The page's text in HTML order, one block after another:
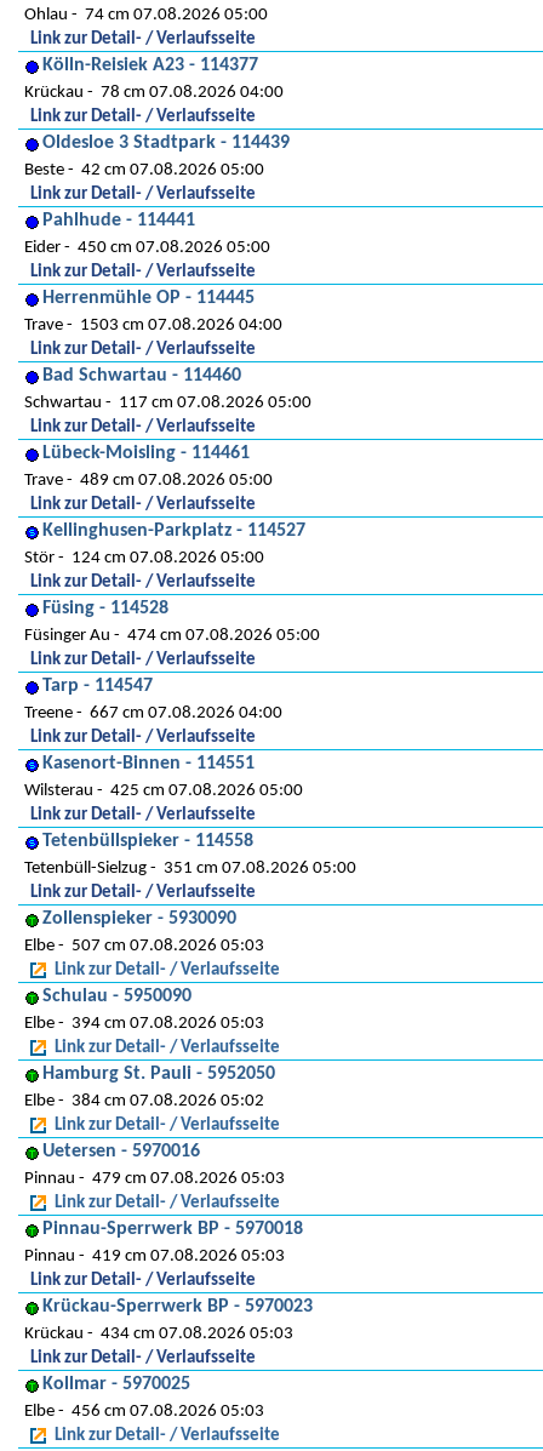
Ohlau
74 cm 07.08.2026 05:00
Link zur Detail- / Verlaufsseite
Kölln-Reisiek A23 - 114377
Krückau
78 cm 07.08.2026 04:00
Link zur Detail- / Verlaufsseite
Oldesloe 3 Stadtpark - 114439
Beste
42 cm 07.08.2026 05:00
Link zur Detail- / Verlaufsseite
Pahlhude - 114441
Eider
450 cm 07.08.2026 05:00
Link zur Detail- / Verlaufsseite
Herrenmühle OP - 114445
Trave
1503 cm 07.08.2026 04:00
Link zur Detail- / Verlaufsseite
Bad Schwartau - 114460
Schwartau
117 cm 07.08.2026 05:00
Link zur Detail- / Verlaufsseite
Lübeck-Moisling - 114461
Trave
489 cm 07.08.2026 05:00
Link zur Detail- / Verlaufsseite
Kellinghusen-Parkplatz - 114527
Stör
124 cm 07.08.2026 05:00
Link zur Detail- / Verlaufsseite
Füsing - 114528
Füsinger Au
474 cm 07.08.2026 05:00
Link zur Detail- / Verlaufsseite
Tarp - 114547
Treene
667 cm 07.08.2026 04:00
Link zur Detail- / Verlaufsseite
Kasenort-Binnen - 114551
Wilsterau
425 cm 07.08.2026 05:00
Link zur Detail- / Verlaufsseite
Tetenbüllspieker - 114558
Tetenbüll-Sielzug
351 cm 07.08.2026 05:00
Link zur Detail- / Verlaufsseite
Zollenspieker - 5930090
Elbe
507 cm 07.08.2026 05:03
Link zur Detail- / Verlaufsseite
Schulau - 5950090
Elbe
394 cm 07.08.2026 05:03
Link zur Detail- / Verlaufsseite
Hamburg St. Pauli - 5952050
Elbe
384 cm 07.08.2026 05:02
Link zur Detail- / Verlaufsseite
Uetersen - 5970016
Pinnau
479 cm 07.08.2026 05:03
Link zur Detail- / Verlaufsseite
Pinnau-Sperrwerk BP - 5970018
Pinnau
419 cm 07.08.2026 05:03
Link zur Detail- / Verlaufsseite
Krückau-Sperrwerk BP - 5970023
Krückau
434 cm 07.08.2026 05:03
Link zur Detail- / Verlaufsseite
Kollmar - 5970025
Elbe
456 cm 07.08.2026 05:03
Link zur Detail- / Verlaufsseite